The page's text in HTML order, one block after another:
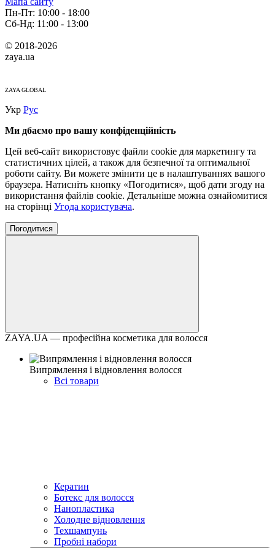
Пн-Пт: 10:00 - 18:00
Сб-Нд: 11:00 - 13:00
© 2018-2026
zaya.ua
ZAYA GLOBAL
Укр Рус
Ми дбаємо про вашу конфіденційність
Цей веб-сайт використовує файли cookie для маркетингу та
статистичних цілей, а також для безпечної та оптимальної
роботи сайту. Ви можете змінити це в налаштуваннях вашого
браузера. Натисніть кнопку «Погодитися», щоб дати згоду на
використання файлів cookie. Детальніше можна ознайомитися
на сторінці Угода користувача.
Погодитися
ZAYA.UA — професійна косметика для волосся
Випрямлення і відновлення волосся
Всі товари
Кератин
Ботекс для волосся
Нанопластика
Холодне відновлення
Техшампунь
Пробні набори